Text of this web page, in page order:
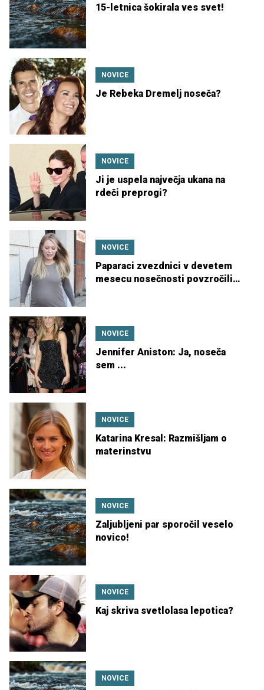
15-letnica šokirala ves svet!
NOVICE
Je Rebeka Dremelj noseča?
NOVICE
Ji je uspela največja ukana na
rdeči preprogi?
NOVICE
Paparaci zvezdnici v devetem
mesecu nosečnosti povzročili
NOVICE
Jennifer Aniston: Ja, noseča
sem ...
NOVICE
Katarina Kresal: Razmišljam o
materinstvu
NOVICE
Zaljubljeni par sporočil veselo
novico!
NOVICE
Kaj skriva svetlolasa lepotica?
NOVICE